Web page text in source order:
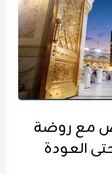
مع روضة
العودة